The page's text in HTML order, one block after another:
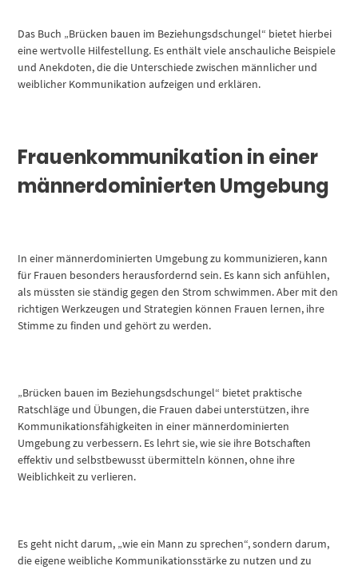
Das Buch „Brücken bauen im Beziehungsdschungel“ bietet hierbei
eine wertvolle Hilfestellung. Es enthält viele anschauliche Beispiele
und Anekdoten, die die Unterschiede zwischen männlicher und
weiblicher Kommunikation aufzeigen und erklären.
Frauenkommunikation in einer
männerdominierten Umgebung
In einer männerdominierten Umgebung zu kommunizieren, kann
für Frauen besonders herausfordernd sein. Es kann sich anfühlen,
als müssten sie ständig gegen den Strom schwimmen. Aber mit den
richtigen Werkzeugen und Strategien können Frauen lernen, ihre
Stimme zu finden und gehört zu werden.
„Brücken bauen im Beziehungsdschungel“ bietet praktische
Ratschläge und Übungen, die Frauen dabei unterstützen, ihre
Kommunikationsfähigkeiten in einer männerdominierten
Umgebung zu verbessern. Es lehrt sie, wie sie ihre Botschaften
effektiv und selbstbewusst übermitteln können, ohne ihre
Weiblichkeit zu verlieren.
Es geht nicht darum, „wie ein Mann zu sprechen“, sondern darum,
die eigene weibliche Kommunikationsstärke zu nutzen und zu